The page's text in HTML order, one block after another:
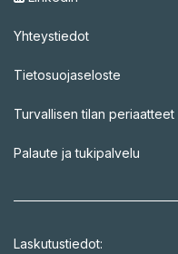
Yhteystiedot
Tietosuojaseloste
Turvallisen tilan periaatteet
Palaute ja tukipalvelu
Laskutustiedot: